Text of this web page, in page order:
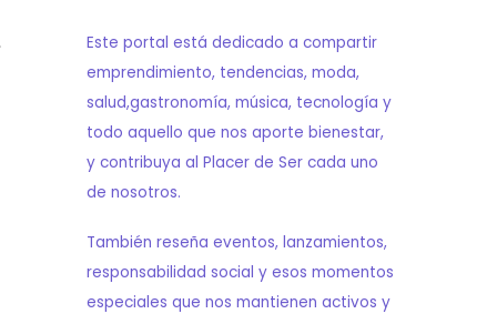
Este portal está dedicado a compartir
emprendimiento, tendencias, moda,
salud,gastronomía, música, tecnología y
todo aquello que nos aporte bienestar,
y contribuya al Placer de Ser cada uno
de nosotros.
También reseña eventos, lanzamientos,
responsabilidad social y esos momentos
especiales que nos mantienen activos y